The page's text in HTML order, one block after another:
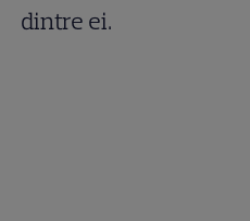
dintre ei.